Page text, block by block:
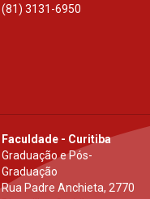
(81) 3131-6950
Faculdade - Curitiba
Graduação e Pós-
Graduação
Rua Padre Anchieta, 2770